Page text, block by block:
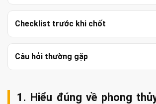
Checklist trước khi chốt
Câu hỏi thường gặp
1. Hiểu đúng về phong